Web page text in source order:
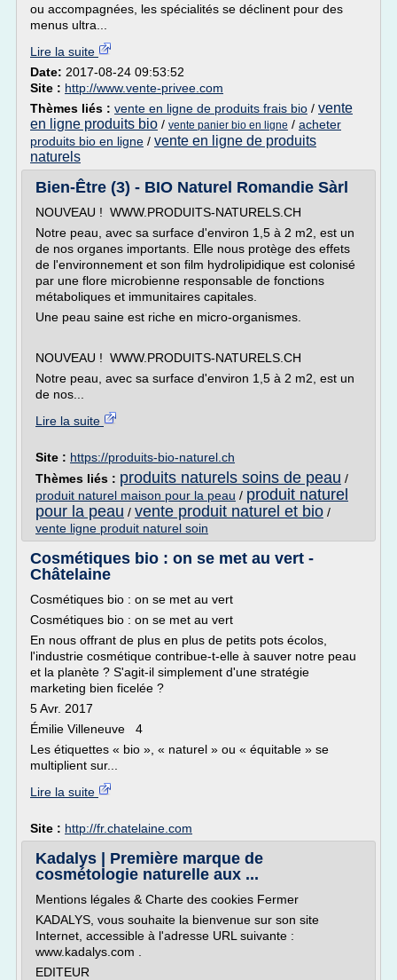
ou accompagnées, les spécialités se déclinent pour des
menus ultra...
Lire la suite
Date: 2017-08-24 09:53:52
Site : http://www.vente-privee.com
Thèmes liés : vente en ligne de produits frais bio / vente
en ligne produits bio / vente panier bio en ligne / acheter
produits bio en ligne / vente en ligne de produits
naturels
Bien-Être (3) - BIO Naturel Romandie Sàrl
NOUVEAU ! WWW.PRODUITS-NATURELS.CH
Notre peau, avec sa surface d'environ 1,5 à 2 m2, est un
de nos organes importants. Elle nous protège des effets
de l'environnement et son film hydrolipidique est colonisé
par une flore microbienne responsable de fonctions
métaboliques et immunitaires capitales.
Une peau saine est riche en micro-organismes.
NOUVEAU ! WWW.PRODUITS-NATURELS.CH
Notre peau, avec sa surface d'environ 1,5 à 2 m2, est un
de nos...
Lire la suite
Site : https://produits-bio-naturel.ch
Thèmes liés : produits naturels soins de peau /
produit naturel maison pour la peau / produit naturel
pour la peau / vente produit naturel et bio /
vente ligne produit naturel soin
Cosmétiques bio : on se met au vert -
Châtelaine
Cosmétiques bio : on se met au vert
Cosmétiques bio : on se met au vert
En nous offrant de plus en plus de petits pots écolos,
l'industrie cosmétique contribue-t-elle à sauver notre peau
et la planète ? S'agit-il simplement d'une stratégie
marketing bien ficelée ?
5 Avr. 2017
Émilie Villeneuve 4
Les étiquettes « bio », « naturel » ou « équitable » se
multiplient sur...
Lire la suite
Site : http://fr.chatelaine.com
Kadalys | Première marque de
cosmétologie naturelle aux ...
Mentions légales & Charte des cookies Fermer
KADALYS, vous souhaite la bienvenue sur son site
Internet, accessible à l'adresse URL suivante :
www.kadalys.com .
EDITEUR